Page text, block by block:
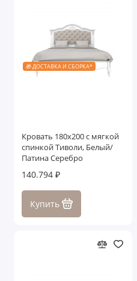
🎁 ДОСТАВКА И СБОРКА*
Кровать 180x200 с мягкой
спинкой Тиволи, Белый/
Патина Серебро
140.794 ₽
Купить